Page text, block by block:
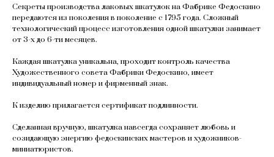
Секреты производства лаковых шкатулок на Фабрике Федоскино
передаются из поколения в поколение с 1795 года. Сложный
технологический процесс изготовления одной шкатулки занимает
от 3-х до 6-ти месяцев.
Каждая шкатулка уникальна, проходит контроль качества
Художественного совета Фабрики Федоскино, имеет
индивидуальный номер и фирменный знак.
К изделию прилагается сертификат подлинности.
Сделанная вручную, шкатулка навсегда сохраняет любовь и
созидающую энергию федоскинских мастеров и художников-
миниатюристов.